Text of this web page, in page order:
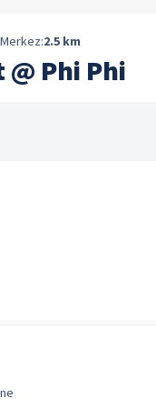
Merkez:2.5 km
Phi Phi